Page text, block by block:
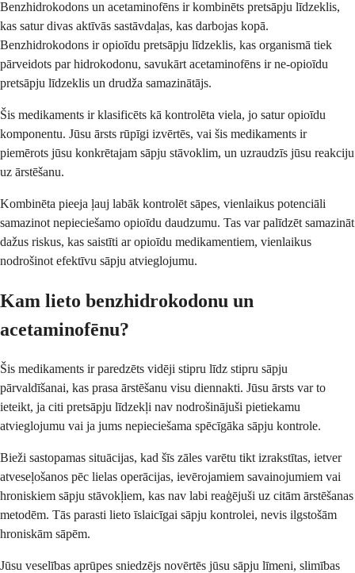
Benzhidrokodons un acetaminofēns ir kombinēts pretsāpju līdzeklis,
kas satur divas aktīvās sastāvdaļas, kas darbojas kopā.
Benzhidrokodons ir opioīdu pretsāpju līdzeklis, kas organismā tiek
pārveidots par hidrokodonu, savukārt acetaminofēns ir ne-opioīdu
pretsāpju līdzeklis un drudža samazinātājs.
Šis medikaments ir klasificēts kā kontrolēta viela, jo satur opioīdu
komponentu. Jūsu ārsts rūpīgi izvērtēs, vai šis medikaments ir
piemērots jūsu konkrētajam sāpju stāvoklim, un uzraudzīs jūsu reakciju
uz ārstēšanu.
Kombinēta pieeja ļauj labāk kontrolēt sāpes, vienlaikus potenciāli
samazinot nepieciešamo opioīdu daudzumu. Tas var palīdzēt samazināt
dažus riskus, kas saistīti ar opioīdu medikamentiem, vienlaikus
nodrošinot efektīvu sāpju atvieglojumu.
Kam lieto benzhidrokodonu un
acetaminofēnu?
Šis medikaments ir paredzēts vidēji stipru līdz stipru sāpju
pārvaldīšanai, kas prasa ārstēšanu visu diennakti. Jūsu ārsts var to
ieteikt, ja citi pretsāpju līdzekļi nav nodrošinājuši pietiekamu
atvieglojumu vai ja jums nepieciešama spēcīgāka sāpju kontrole.
Bieži sastopamas situācijas, kad šīs zāles varētu tikt izrakstītas, ietver
atveseļošanos pēc lielas operācijas, ievērojamiem savainojumiem vai
hroniskiem sāpju stāvokļiem, kas nav labi reaģējuši uz citām ārstēšanas
metodēm. Tās parasti lieto īslaicīgai sāpju kontrolei, nevis ilgstošām
hroniskām sāpēm.
Jūsu veselības aprūpes sniedzējs novērtēs jūsu sāpju līmeni, slimības